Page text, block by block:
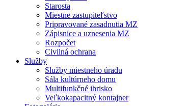
Starosta
Miestne zastupiteľstvo
Pripravované zasadnutia MZ
Zápisnice a uznesenia MZ
Rozpočet
Civilná ochrana
Služby
Služby miestneho úradu
Sála kultúrneho domu
Multifunkčné ihrisko
Veľkokapacitný kontajner